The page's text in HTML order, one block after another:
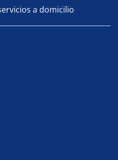
a domicilio